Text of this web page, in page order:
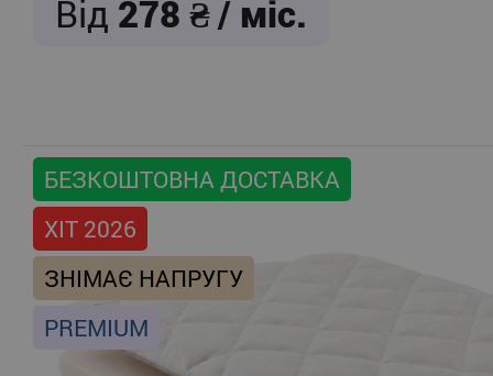
Від 278 / міс.
БЕЗКОШТОВНА ДОСТАВКА
ХІТ 2026
ЗНІМАЄ НАПРУГУ
PREMIUM